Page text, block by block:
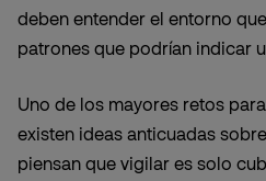
deben entender el entorno
patrones que podrían indicar
Uno de los mayores retos
existen ideas anticuadas
piensan que vigilar es solo